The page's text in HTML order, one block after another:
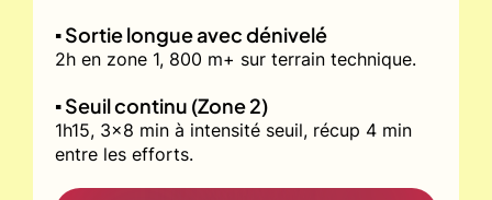
▪️ Sortie longue avec dénivelé
2h en zone 1, 800 m+ sur terrain technique.
▪️ Seuil continu (Zone 2)
1h15, 3x8 min à intensité seuil, récup 4 min
entre les efforts.